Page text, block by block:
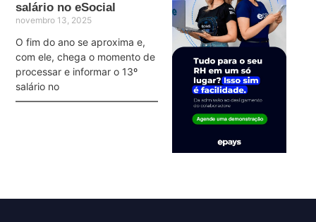
salário no eSocial
novembro 13, 2025
O fim do ano se aproxima e,
com ele, chega o momento de
processar e informar o 13º
salário no